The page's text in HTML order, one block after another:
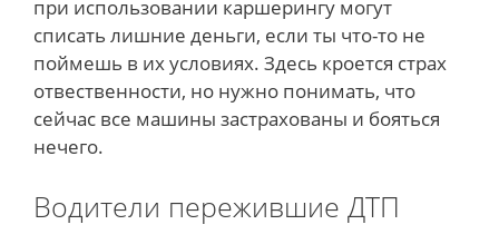
при использовании каршерингу могут
списать лишние деньги, если ты что-то не
поймешь в их условиях. Здесь кроется страх
отвественности, но нужно понимать, что
сейчас все машины застрахованы и бояться
нечего.
Водители пережившие ДТП